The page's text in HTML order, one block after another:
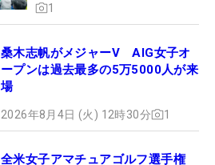
1
桑木志帆がメジャーV AIG女子オ
ープンは過去最多の5万5000人が来
場
2026年8月4日 (火) 12時30分 1
全米女子アマチュアゴルフ選手権